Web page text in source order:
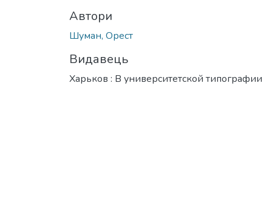
Автори
Шуман, Орест
Видавець
Харьков : В университетской типографии